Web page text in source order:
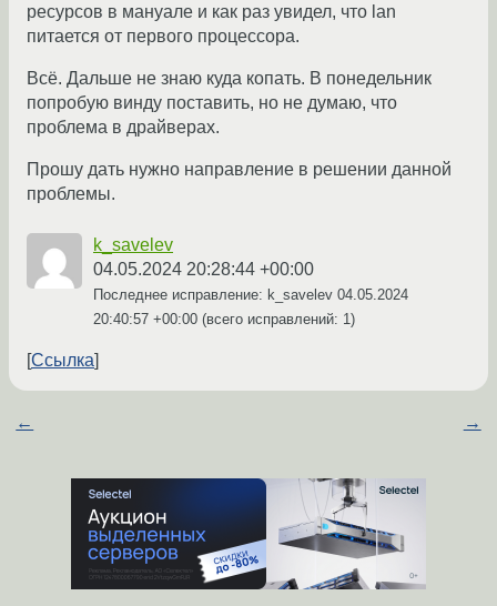
ресурсов в мануале и как раз увидел, что lan
питается от первого процессора.
Всё. Дальше не знаю куда копать. В понедельник
попробую винду поставить, но не думаю, что
проблема в драйверах.
Прошу дать нужно направление в решении данной
проблемы.
k_savelev
04.05.2024 20:28:44 +00:00
Последнее исправление: k_savelev 04.05.2024
20:40:57 +00:00 (всего исправлений: 1)
Ссылка
← →